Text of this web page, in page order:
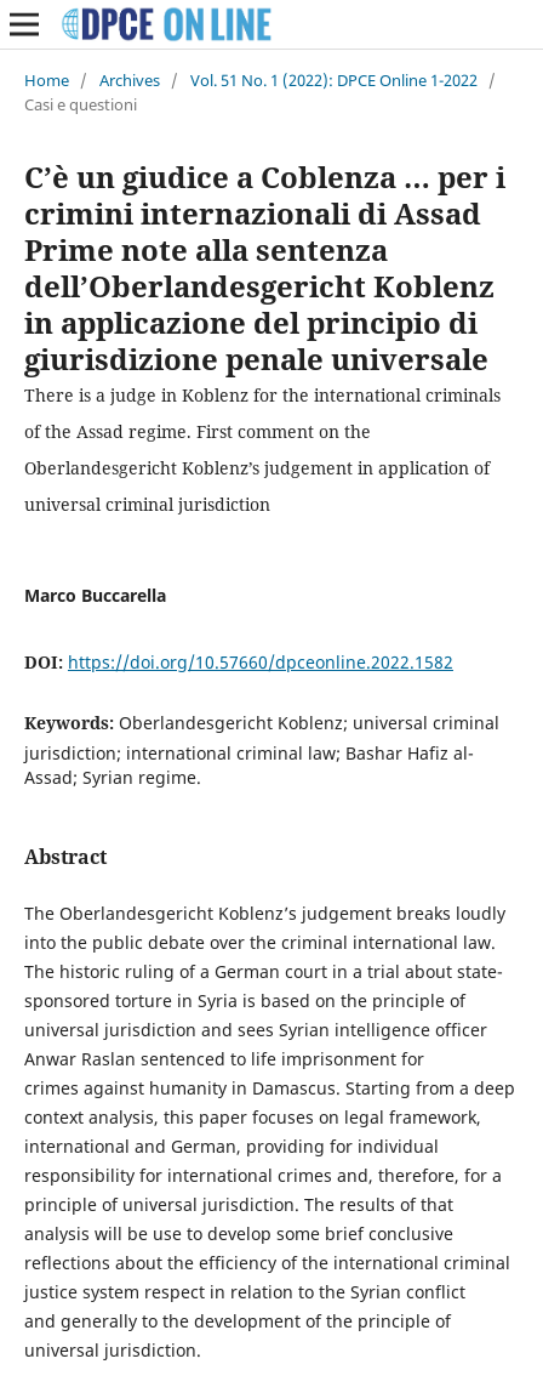
Home / Archives / Vol. 51 No. 1 (2022): DPCE Online 1-2022 /
Casi e questioni
C’è un giudice a Coblenza … per i
crimini internazionali di Assad
Prime note alla sentenza
dell’Oberlandesgericht Koblenz
in applicazione del principio di
giurisdizione penale universale
There is a judge in Koblenz for the international criminals
of the Assad regime. First comment on the
Oberlandesgericht Koblenz’s judgement in application of
universal criminal jurisdiction
Marco Buccarella
DOI: https://doi.org/10.57660/dpceonline.2022.1582
Keywords: Oberlandesgericht Koblenz; universal criminal
jurisdiction; international criminal law; Bashar Hafiz al-
Assad; Syrian regime.
Abstract
The Oberlandesgericht Koblenz’s judgement breaks loudly
into the public debate over the criminal international law.
The historic ruling of a German court in a trial about state-
sponsored torture in Syria is based on the principle of
universal jurisdiction and sees Syrian intelligence officer
Anwar Raslan sentenced to life imprisonment for
crimes against humanity in Damascus. Starting from a deep
context analysis, this paper focuses on legal framework,
international and German, providing for individual
responsibility for international crimes and, therefore, for a
principle of universal jurisdiction. The results of that
analysis will be use to develop some brief conclusive
reflections about the efficiency of the international criminal
justice system respect in relation to the Syrian conflict
and generally to the development of the principle of
universal jurisdiction.